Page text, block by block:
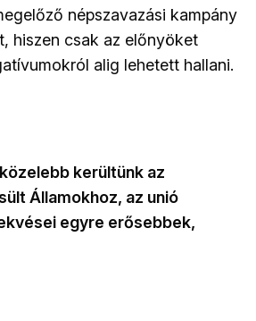
népszavazási kampány
hiszen csak az előnyöket
alig lehetett hallani.
kerültünk az
Államokhoz, az unió
egyre erősebbek,